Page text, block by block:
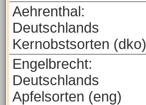
Aehrenthal:
Deutschlands
Kernobstsorten (dko)
Engelbrecht:
Deutschlands
Apfelsorten (eng)